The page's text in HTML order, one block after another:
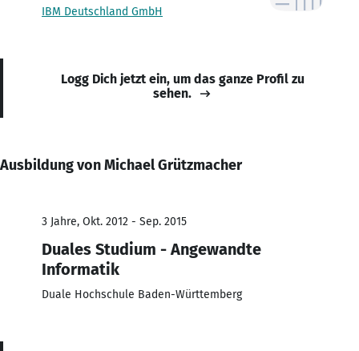
IBM Deutschland GmbH
Logg Dich jetzt ein, um das ganze Profil zu
sehen.
Ausbildung von Michael Grützmacher
3 Jahre, Okt. 2012 - Sep. 2015
Duales Studium - Angewandte
Informatik
Duale Hochschule Baden-Württemberg